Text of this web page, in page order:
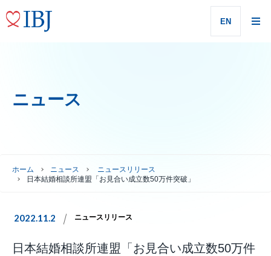
EN
ニュース
ホーム ニュース
ニュースリリース
日本結婚相談所連盟「お見合い成立数50万件突破」
2022.11.2 ニュースリリース
日本結婚相談所連盟「お見合い成立数50万件